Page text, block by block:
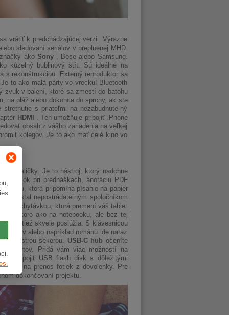
vrátiť k predchádzajúcej verzii. Výrazne
sledovaní seriálov v preplnenej MHD.
ako Sony, Bose alebo Samsung.
kúzelný bublinový štít. Sú ideálne na
s rekonštrukciou. Externý reproduktor sa
to ako malá párty vo vrecku! Bluetooth
zvuk v balení, ktoré sa zmestí do batohu
na pláž alebo dokonca do sprchy, ak ste
s priateľmi na nezabudnuteľný
HDMI . Ten umožňuje pripojiť iPhone
obsah z vášho zariadenia na veľkej
kolegov. Je to ako mať celé kino vo
paličky. Je to nástroj, ktorý nadchne
pri prednáškach, anotáciu PDF
odozvu, ktorá pripomína písanie na papier
sa stal nepostrádateľným spoločníkom
vychytávkou, ktorá premení váš tablet
skoro ako na notebooku, ale bez tej
ktoré tiež skvele poslúžia. S klávesnicou
blogov alebo napríklad románu ide naraz
a ostrou sekerou. USB-C hub oceníte
portov. Pridá vám viac možností na
tak pripojiť USB flash disk s dôležitými
kariet na prenos fotiek z dovolenky. Pre
dokončovaní projektu.